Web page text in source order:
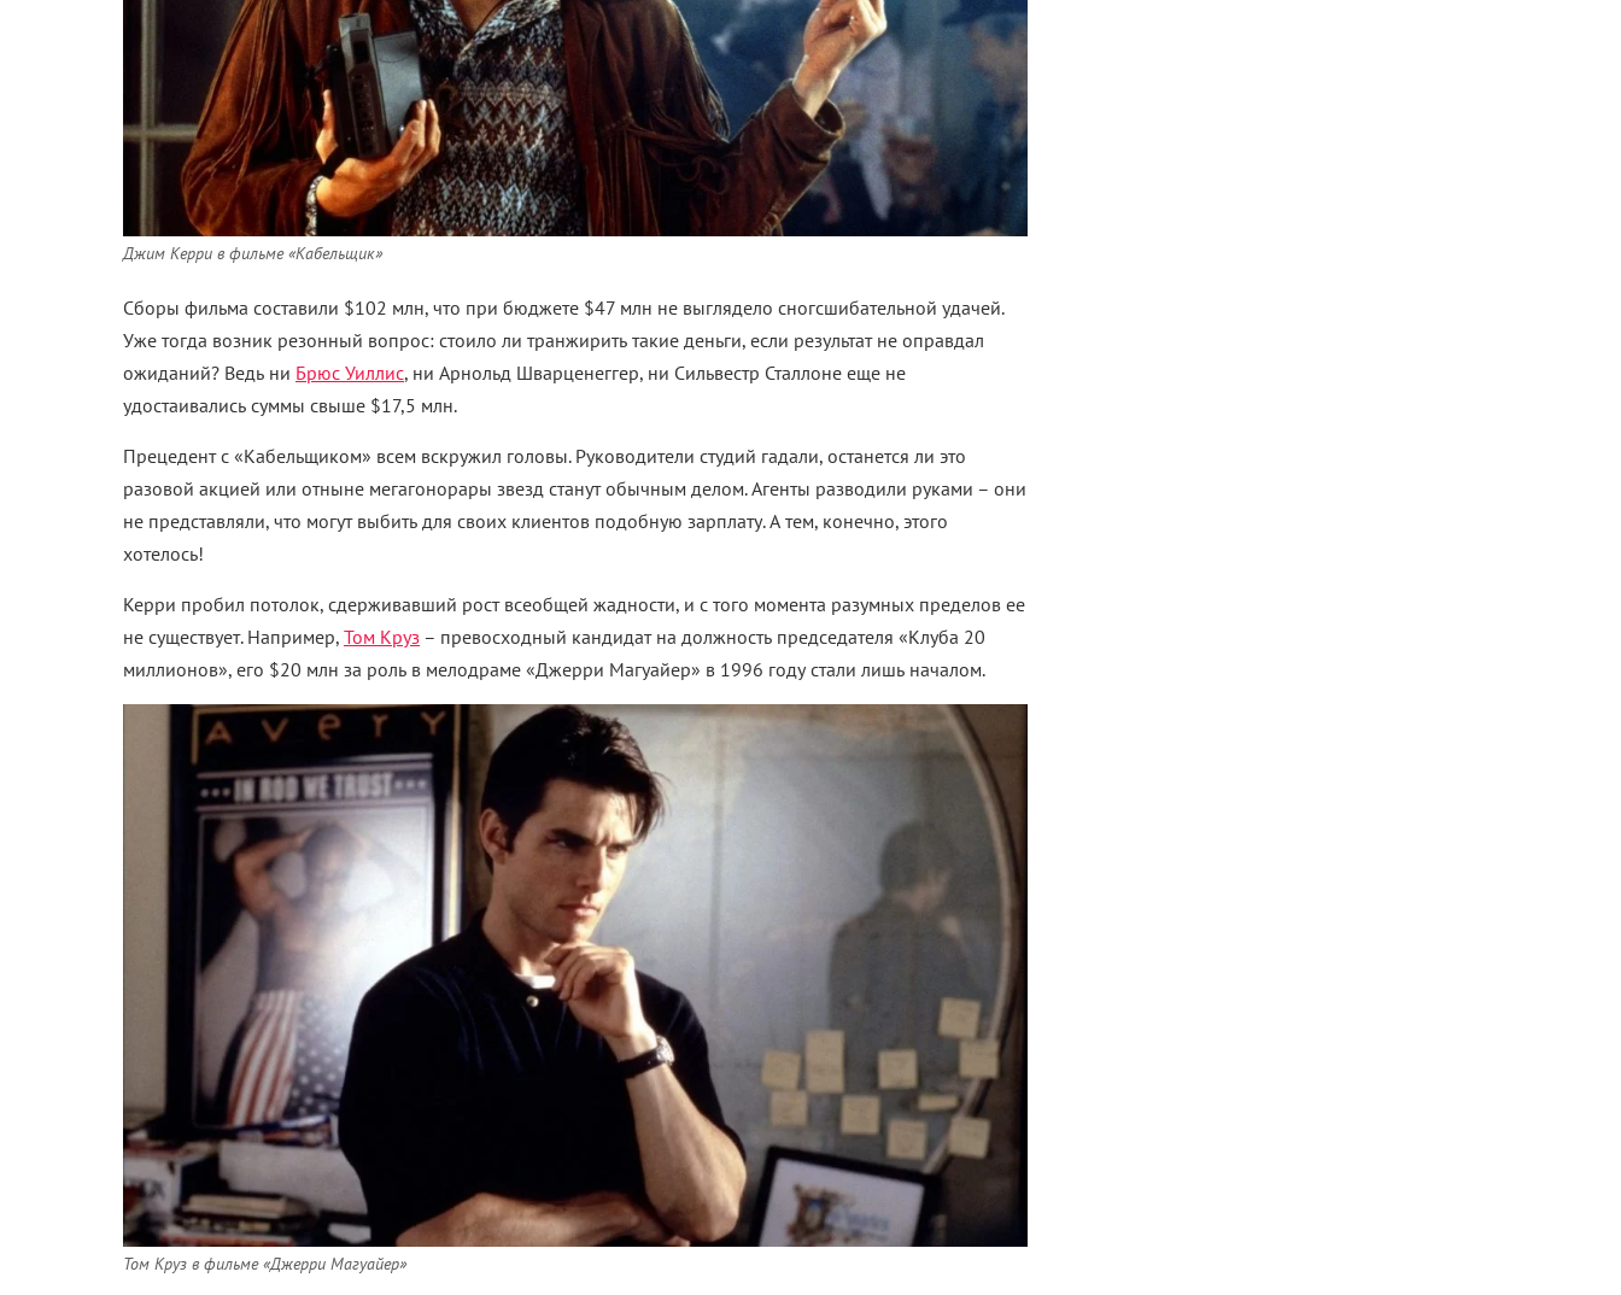
Джим Керри в фильме «Кабельщик»
Сборы фильма составили $102 млн, что при бюджете $47 млн не выглядело сногсшибательной удачей.
Уже тогда возник резонный вопрос: стоило ли транжирить такие деньги, если результат не оправдал
ожиданий? Ведь ни Брюс Уиллис, ни Арнольд Шварценеггер, ни Сильвестр Сталлоне еще не
удостаивались суммы свыше $17,5 млн.
Прецедент с «Кабельщиком» всем вскружил головы. Руководители студий гадали, останется ли это
разовой акцией или отныне мегагонорары звезд станут обычным делом. Агенты разводили руками – они
не представляли, что могут выбить для своих клиентов подобную зарплату. А тем, конечно, этого
хотелось!
Керри пробил потолок, сдерживавший рост всеобщей жадности, и с того момента разумных пределов ее
не существует. Например, Том Круз – превосходный кандидат на должность председателя «Клуба 20
миллионов», его $20 млн за роль в мелодраме «Джерри Магуайер» в 1996 году стали лишь началом.
Том Круз в фильме «Джерри Магуайер»